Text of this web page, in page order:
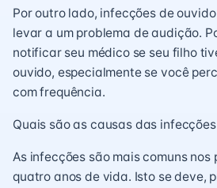
Por outro lado, infecções de
levar a um problema de audição.
notificar seu médico se seu filho
ouvido, especialmente se você
com frequência.
Quais são as causas das
As infecções são mais comuns nos
quatro anos de vida. Isto se deve,